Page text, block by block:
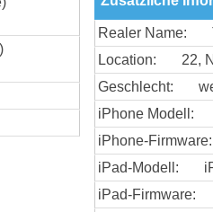
Realer Name:
Location:
22,
Geschlecht:
iPhone Modell:
iPhone-Firmware:
iPad-Modell:
iPad-Firmware: